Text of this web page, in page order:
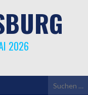
2026